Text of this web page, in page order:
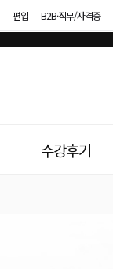
편입 B2B·직무/자격증
스
수강후기